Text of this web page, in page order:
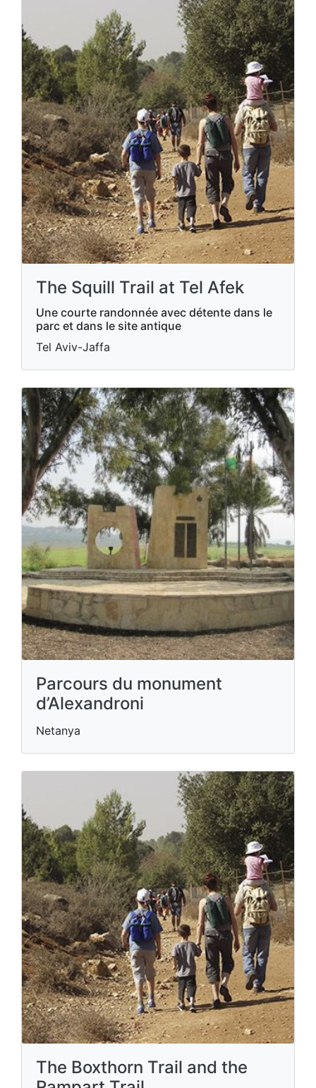
The Squill Trail at Tel Afek
Une courte randonnée avec détente dans le
parc et dans le site antique
Tel Aviv-Jaffa
Parcours du monument
d’Alexandroni
Netanya
The Boxthorn Trail and the